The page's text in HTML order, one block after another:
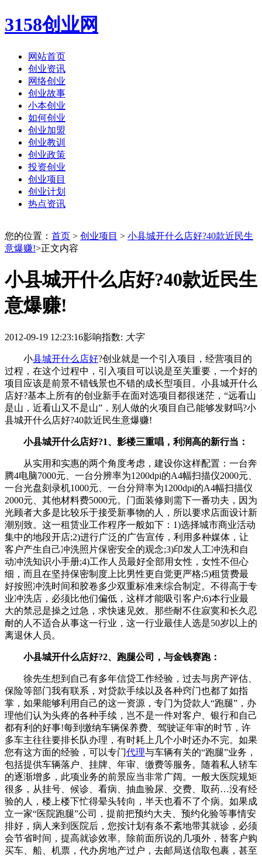
3158创业网
网站首页
创业资讯
网络创业
创业故事
小本创业
如何创业
创业加盟
创业教训
创业政策
投资创业
创业项目
创业计划
热点资讯
您的位置： 首页 > 创业项目 > 小县城开什么店好?40款近民生
意爆赚!>正文内容
小县城开什么店好?40款近民生
意爆赚!
2012-09-19 12:23:16影响指数: 大字
小县城开什么店好?创业就是一个引入项目，经营项目的
过程，在这个过程中，引入项目可以说是至关重要，一个好的
项目应该是前景不错钱景也不错的成长型项目。小县城开什么
店好?基本上所有的创业新手在面对选项目都很迷茫，“远看山
是山，近看山又不是山”，别人做的火项目自己能够发财吗?小
县城开什么店好?40款近民生意爆赚!
小县城开什么店好?1、影楼三重唱，利润高的新行当：
从实用和实惠的两个角度考虑，建设你这样配置：一台奔
腾4电脑7000元、一台分辨率为1200dpi的A4幅扫描仪2000元、
一台光盘刻录机1000元、一台分辩率为1200dpi的A4幅扫描仪
2000元、其他材料费5000元。门面装修则需下一番功夫，因为
光顾者大多是比较乐于接受新事物的人，所以要求店面设计新
潮别致。这一租赁业工作程序一般如下：1)选择城市商业活动
集中的地段开店;2)进行广泛的广告宣传，利用多种媒体，让
客户产生自己冲洗照片保密安全的观念;3)印发人工冲洗和自
动冲洗知识小手册;4)工作人员最好全部用女性，女性不但心
细，而且在坚持保密制度上比男性更自觉更严格;5)租赁费最
好按照冲洗时间和胶卷多少双重标准来综合制定。不得高于专
业冲洗店，必须比他们偏低，这样才能吸引客户;6)本行业最
大的禁忌是操之过急，求快速见效。那些耐不住寂寞和长久忍
耐的人不适合从事这一行业，这一行业最佳人选是50岁以上的
离退休人员。
小县城开什么店好?2、跑腿公司，与金钱赛跑：
徐先生想到自己有多年信贷工作经验，过去与房产评估、
保险等部门我有联系，对贷款手续以及各种窍门也都了如指
掌，如果能够利用自己的这一资源，专门为贷款人“跑腿”，办
理他们认为头疼的各种手续，岂不是一件对客户、银行和自己
都有利的好事!每到缴纳车辆保养费、驾驶证年审的时节，许
多车主往往要排长队办理，有时耗上几个小时还办不完。如果
您有这方面的经验，可以专门代理与车辆有关的“跑腿”业务，
包括提供车辆落户、挂牌、年审、缴费等服务。随着私人轿车
的逐渐增多，此项业务的前景应当非常广阔。一般大医院规矩
很多，从挂号、候诊、看病、抽血验尿、交费、取药…没有经
验的人，楼上楼下忙得晕头转向，半天也看不了个病。如果成
立一家“医院跑腿”公司，提前把预约大夫、预约化验等事情安
排好，病人来到医院后，您按计划有条不紊地带其就诊，必须
会节省时间，提高就诊效率。除前面所说的几项外，替客户购
买车、船、机票，代办房地产过户，去邮局送信取包裹，甚至